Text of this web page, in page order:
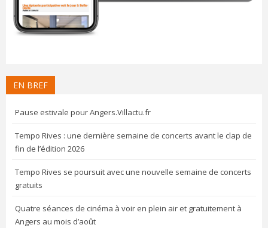
EN BREF
Pause estivale pour Angers.Villactu.fr
Tempo Rives : une dernière semaine de concerts avant le clap de
fin de l’édition 2026
Tempo Rives se poursuit avec une nouvelle semaine de concerts
gratuits
Quatre séances de cinéma à voir en plein air et gratuitement à
Angers au mois d’août